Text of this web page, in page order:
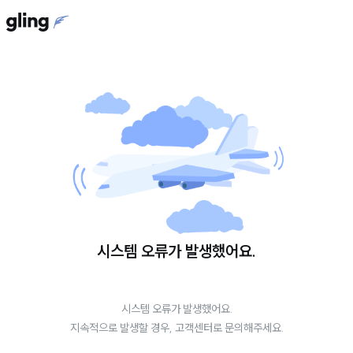
시스템 오류가 발생했어요.
시스템 오류가 발생했어요.
지속적으로 발생할 경우, 고객센터로 문의해주세요.